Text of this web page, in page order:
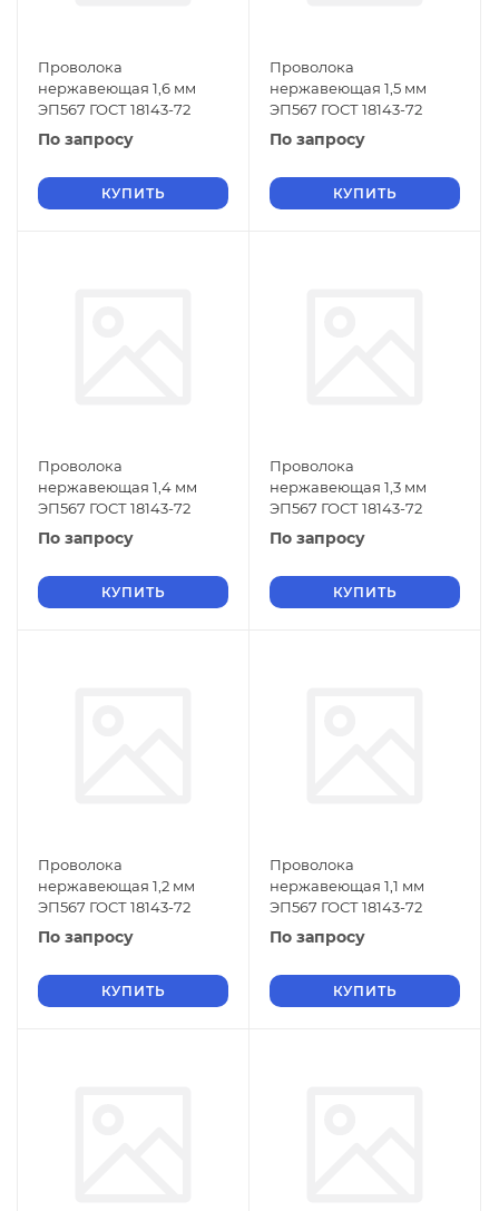
Проволока
нержавеющая 1,6 мм
ЭП567 ГОСТ 18143-72
По запросу
КУПИТЬ
Проволока
нержавеющая 1,5 мм
ЭП567 ГОСТ 18143-72
По запросу
КУПИТЬ
Проволока
нержавеющая 1,4 мм
ЭП567 ГОСТ 18143-72
По запросу
КУПИТЬ
Проволока
нержавеющая 1,3 мм
ЭП567 ГОСТ 18143-72
По запросу
КУПИТЬ
Проволока
нержавеющая 1,2 мм
ЭП567 ГОСТ 18143-72
По запросу
КУПИТЬ
Проволока
нержавеющая 1,1 мм
ЭП567 ГОСТ 18143-72
По запросу
КУПИТЬ